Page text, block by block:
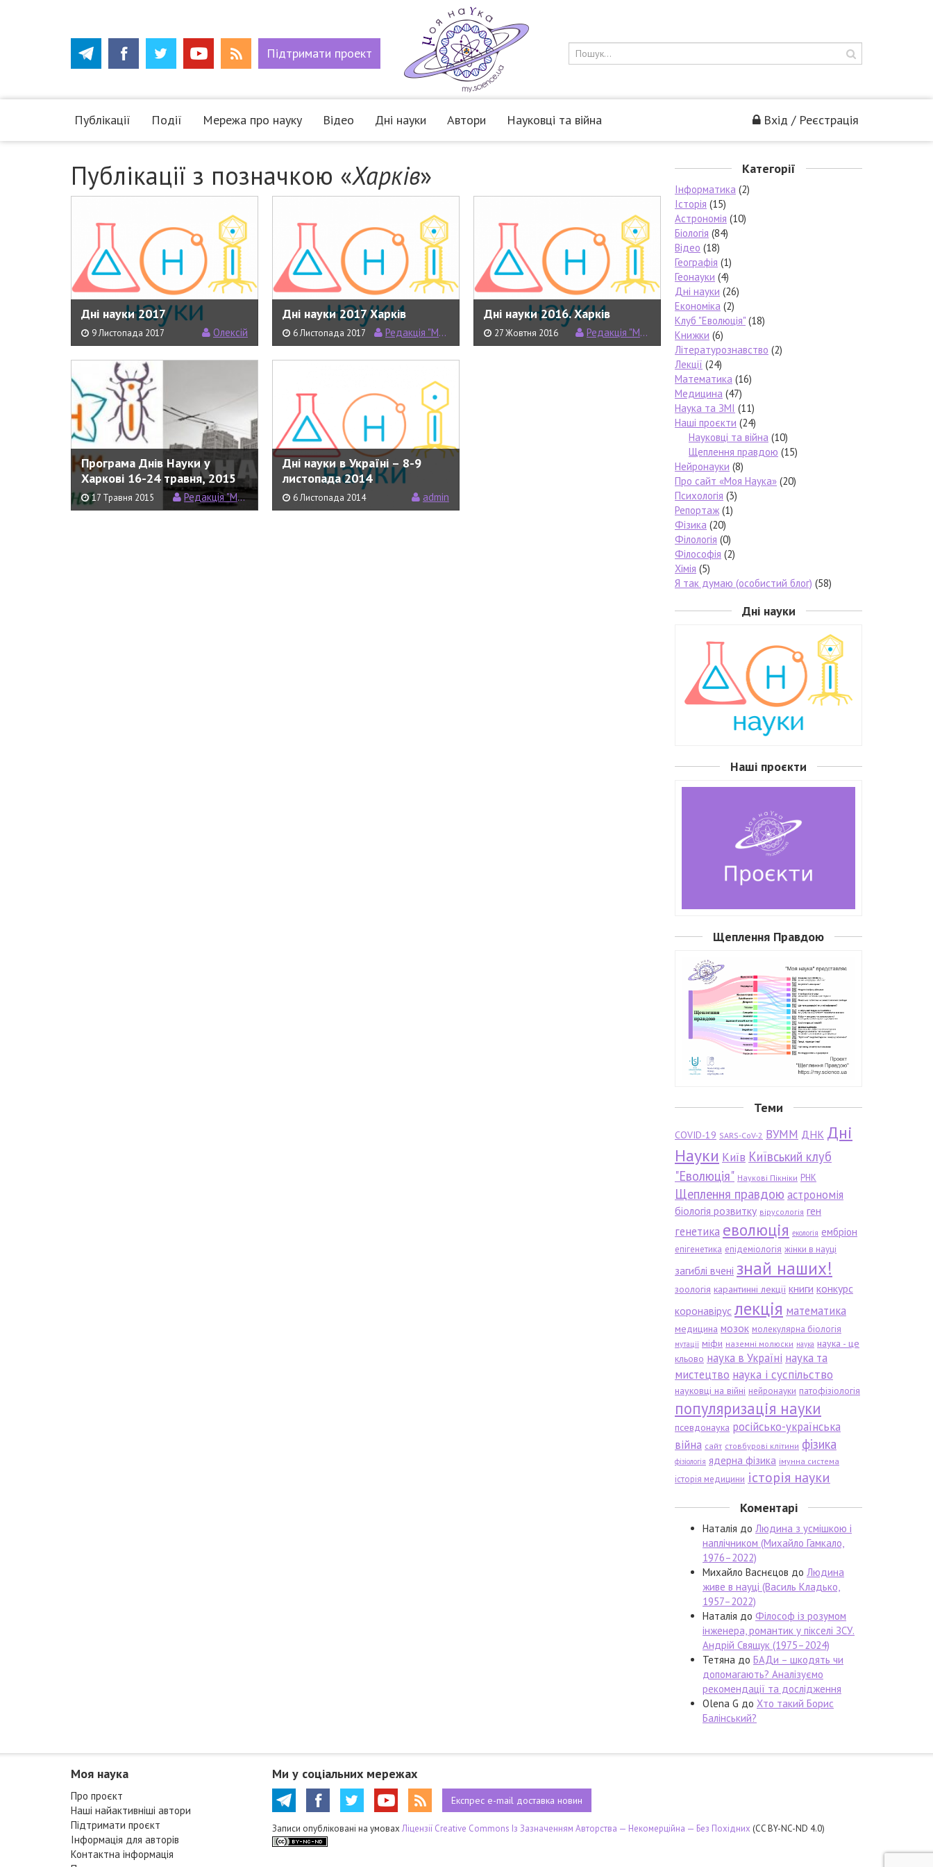
Підтримати проект
Публікації Події Мережа про науку Відео Дні науки Автори Науковці та війна Вхід / Реєстрація
Публікації з позначкою «Харків»
Дні науки 2017
9 Листопада 2017 Олексій
Дні науки 2017 Харків
6 Листопада 2017 Редакція "Моєї Науки"
Дні науки 2016. Харків
27 Жовтня 2016 Редакція "Моєї Науки"
Програма Днів Науки у
Харкові 16-24 травня, 2015
17 Травня 2015 Редакція "Моєї Науки"
Дні науки в Україні – 8-9
листопада 2014
6 Листопада 2014 admin
Категорії
Інформатика (2)
Історія (15)
Астрономія (10)
Біологія (84)
Відео (18)
Географія (1)
Геонауки (4)
Дні науки (26)
Економіка (2)
Клуб "Еволюція" (18)
Книжки (6)
Літературознавство (2)
Лекції (24)
Математика (16)
Медицина (47)
Наука та ЗМІ (11)
Наші проєкти (24)
Науковці та війна (10)
Щеплення правдою (15)
Нейронауки (8)
Про сайт «Моя Наука» (20)
Психологія (3)
Репортаж(1)
Фізика (20)
Філологія (0)
Філософія (2)
Хімія (5)
Я так думаю (особистий блог) (58)
Дні науки
Наші проєкти
Щеплення Правдою
Теми
COVID-19 SARS-CoV-2 ВУММ ДНК Дні
Науки Київ Київський клуб
"Еволюція" Наукові Пікніки РНК
Щеплення правдою астрономія
біологія розвитку вірусологія ген
генетика еволюція екологія ембріон
епігенетика епідеміологія жінки в науці
загиблі вчені знай наших!
зоологія карантинні лекції книги конкурс
коронавірус лекція математика
медицина мозок молекулярна біологія
мутації міфи наземні молюски наука наука - це
кльово наука в Україні наука та
мистецтво наука і суспільство
науковці на війні нейронауки патофізіологія
популяризація науки
псевдонаука російсько-українська
війна сайт стовбурові клітини фізика
фізіологія ядерна фізика імунна система
історія медицини історія науки
Коментарі
Наталія до Людина з усмішкою і
наплічником (Михайло Гамкало,
1976–2022)
Михайло Васнєцов до Людина
живе в науці (Василь Кладько,
1957–2022)
Наталія до Філософ із розумом
інженера, романтик у пікселі ЗСУ.
Андрій Свящук (1975–2024)
Тетяна до БАДи – шкодять чи
допомагають? Аналізуємо
рекомендації та дослідження
Olena G до Хто такий Борис
Балінський?
Моя наука
Про проєкт
Наші найактивніші автори
Підтримати проєкт
Інформація для авторів
Контактна інформація
Ми у соціальних мережах
Експрес e-mail доставка новин
Записи опубліковані на умовах Ліцензії Creative Commons Із Зазначенням Авторства — Некомерційна — Без Похідних (CC BY-NC-ND 4.0)